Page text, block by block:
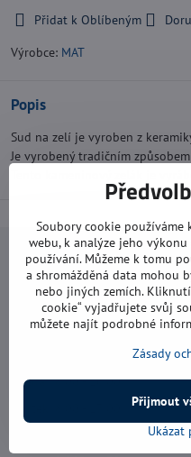
Přidat k Oblíbeným
Výrobce: MAT
Popis
Sud na zelí je vyroben z
Je vyrobený tradičním
Navštivte nás
Otevírací doba:
pondělí: 8:00 - 16:00
středa: 8:00 - 16:00
Soubory cookie
webu, k analýze jeho
používání. Můžeme k tomu
a shromážděná data mohou
nebo jiných zemích.
cookie“ vyjadřujete svůj
můžete najít podrobné
Zásady
Ukázat
Přijmout